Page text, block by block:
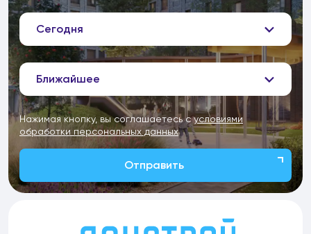
Сегодня
Ближайшее
Нажимая кнопку, вы соглашаетесь сусловиями
обработки персональных данных
Отправить